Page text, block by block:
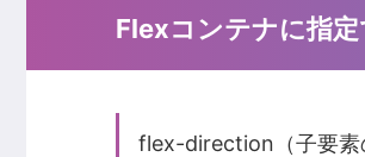
Flexコンテナに指
flex-direction（子要素